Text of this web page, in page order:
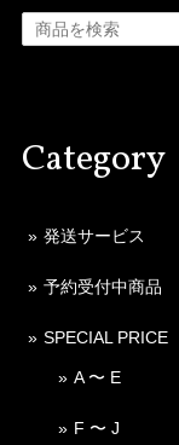
Category
発送サービス
予約受付中商品
SPECIAL PRICE
A 〜 E
F 〜 J